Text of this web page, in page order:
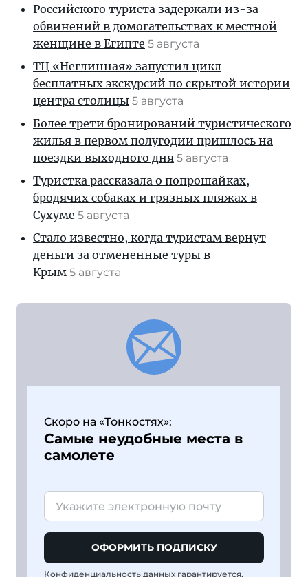
Российского туриста задержали из-за
обвинений в домогательствах к местной
женщине в Египте 5 августа
ТЦ «Неглинная» запустил цикл
бесплатных экскурсий по скрытой истории
центра столицы 5 августа
Более трети бронирований туристического
жилья в первом полугодии пришлось на
поездки выходного дня 5 августа
Туристка рассказала о попрошайках,
бродячих собаках и грязных пляжах в
Сухуме 5 августа
Стало известно, когда туристам вернут
деньги за отмененные туры в
Крым 5 августа
Скоро на «Тонкостях»:
Самые неудобные места в
самолете
ОФОРМИТЬ ПОДПИСКУ
Конфиденциальность данных гарантируется,